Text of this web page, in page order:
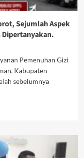
Sejumlah Aspek
Dipertanyakan.
Pemenuhan Gizi
Kabupaten
sebelumnya